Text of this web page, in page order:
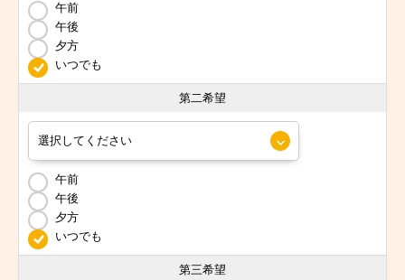
午前
午後
夕方
いつでも
第二希望
午前
午後
夕方
いつでも
第三希望